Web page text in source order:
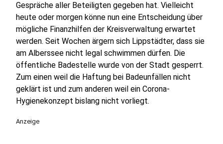
Gespräche aller Beteiligten gegeben hat. Vielleicht
heute oder morgen könne nun eine Entscheidung über
mögliche Finanzhilfen der Kreisverwaltung erwartet
werden. Seit Wochen ärgern sich Lippstädter, dass sie
am Alberssee nicht legal schwimmen dürfen. Die
öffentliche Badestelle wurde von der Stadt gesperrt.
Zum einen weil die Haftung bei Badeunfällen nicht
geklärt ist und zum anderen weil ein Corona-
Hygienekonzept bislang nicht vorliegt.
Anzeige